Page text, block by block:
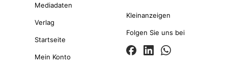
Mediadaten
Verlag
Startseite
Mein Konto
Kleinanzeigen
Folgen Sie uns bei